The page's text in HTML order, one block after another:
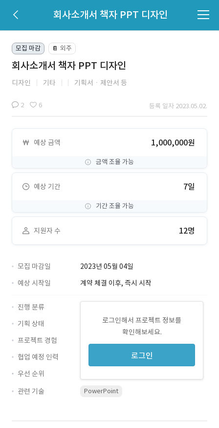
회사소개서 책자 PPT 디자인
모집 마감 📔 외주
회사소개서 책자 PPT 디자인
디자인 기타 기획서ㆍ제안서 등
2 6 등록 일자 2023.05.02.
예상 금액 1,000,000원
금액 조율 가능
예상 기간 7일
기간 조율 가능
지원자 수 12명
모집 마감일
2023년 05월 04일
예상 시작일
계약 체결 이후, 즉시 시작
로그인해서 프로젝트 정보를
확인해보세요.
로그인
진행 분류
기획 상태
프로젝트 경험
협업 예정 인력
우선 순위
관련 기술
PowerPoint